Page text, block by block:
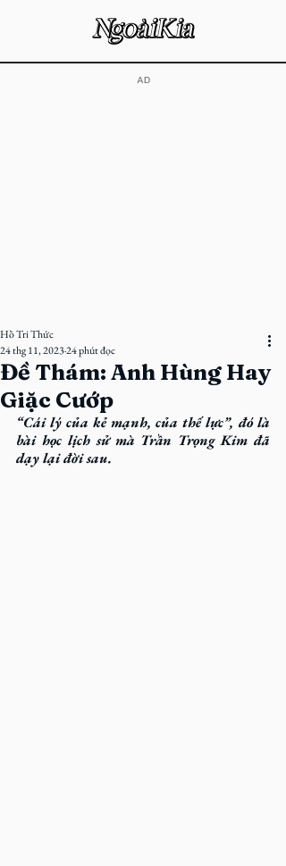
​AD
Đề Thám: Anh Hùng Hay
Giặc Cướp
Hồ Tri Thức
24 thg 11, 202324 phút đọc
“Cái lý của kẻ mạnh, của thế lực”, đó là
bài học lịch sử mà Trần Trọng Kim đã
dạy lại đời sau.